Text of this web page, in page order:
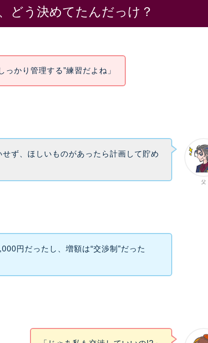
どう決めてたんだっけ？
っかり管理する”練習だよね」
父
せず、ほしいものがあったら計画して貯め
円だったし、増額は“交渉制”だった